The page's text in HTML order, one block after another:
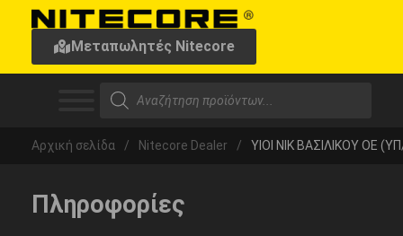
Μεταπωλητές Nitecore
Αρχική σελίδα / Nitecore Dealer / ΥΙΟΙ ΝΙΚ ΒΑΣΙΛΙΚΟΥ ΟΕ
Πληροφορίες